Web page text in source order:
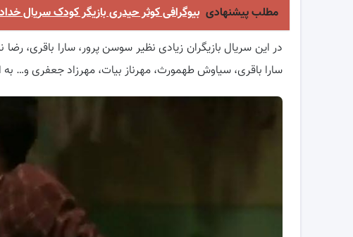
مطلب پیشنهادی بیوگرافی کوثر حیدری بازیگر کودک سریال
در این سریال بازیگران زیادی نظیر سوسن پرور، سارا باقری،
سارا باقری، سیاوش طهمورث، مهرناز بیات، مهرزاد جعفری و…